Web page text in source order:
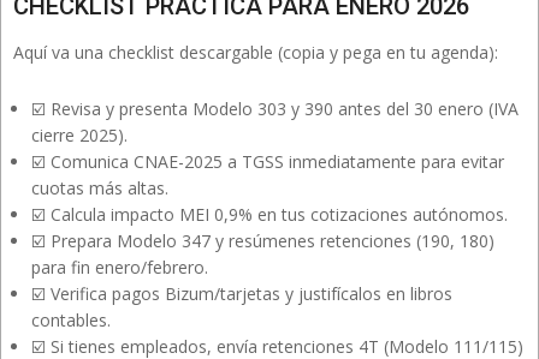
CHECKLIST PRÁCTICA PARA ENERO 2026
Aquí va una checklist descargable (copia y pega en tu agenda):
☑️ Revisa y presenta Modelo 303 y 390 antes del 30 enero (IVA
cierre 2025).
☑️ Comunica CNAE-2025 a TGSS inmediatamente para evitar
cuotas más altas.
☑️ Calcula impacto MEI 0,9% en tus cotizaciones autónomos.
☑️ Prepara Modelo 347 y resúmenes retenciones (190, 180)
para fin enero/febrero.
☑️ Verifica pagos Bizum/tarjetas y justifícalos en libros
contables.
☑️ Si tienes empleados, envía retenciones 4T (Modelo 111/115)